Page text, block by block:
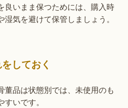
良いまま保つためには、購入時
気を避けて保管しましょう。
しておく
董品は状態別では、未使用のも
いです。